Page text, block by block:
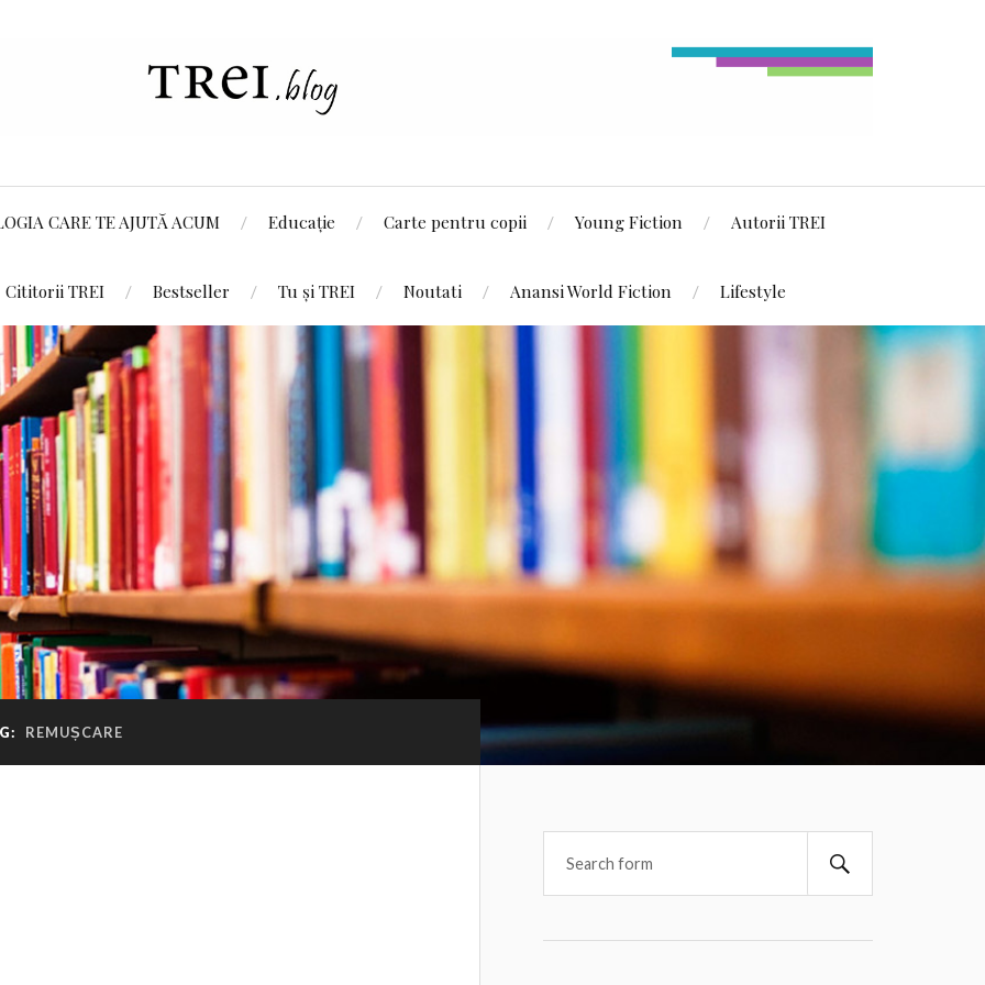
CARE TE AJUTĂ ACUM Educație Carte pentru copii Young Fiction Autorii TREI
Cititorii TREI Bestseller Tu și TREI Noutati Anansi World Fiction Lifestyle
REMUȘCARE